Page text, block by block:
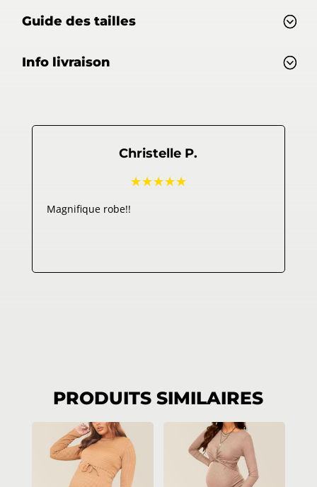
Guide des tailles
Info livraison
Magnifique robe!!
Christelle P.
☆☆☆☆☆
PRODUITS SIMILAIRES